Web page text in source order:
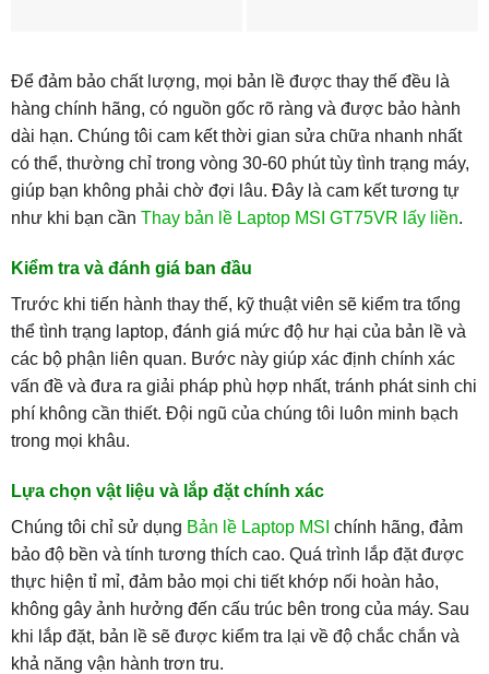
Để đảm bảo chất lượng, mọi bản lề được thay thế đều là
hàng chính hãng, có nguồn gốc rõ ràng và được bảo hành
dài hạn. Chúng tôi cam kết thời gian sửa chữa nhanh nhất
có thể, thường chỉ trong vòng 30-60 phút tùy tình trạng máy,
giúp bạn không phải chờ đợi lâu. Đây là cam kết tương tự
như khi bạn cần Thay bản lề Laptop MSI GT75VR lấy liền.
Kiểm tra và đánh giá ban đầu
Trước khi tiến hành thay thế, kỹ thuật viên sẽ kiểm tra tổng
thể tình trạng laptop, đánh giá mức độ hư hại của bản lề và
các bộ phận liên quan. Bước này giúp xác định chính xác
vấn đề và đưa ra giải pháp phù hợp nhất, tránh phát sinh chi
phí không cần thiết. Đội ngũ của chúng tôi luôn minh bạch
trong mọi khâu.
Lựa chọn vật liệu và lắp đặt chính xác
Chúng tôi chỉ sử dụng Bản lề Laptop MSI chính hãng, đảm
bảo độ bền và tính tương thích cao. Quá trình lắp đặt được
thực hiện tỉ mỉ, đảm bảo mọi chi tiết khớp nối hoàn hảo,
không gây ảnh hưởng đến cấu trúc bên trong của máy. Sau
khi lắp đặt, bản lề sẽ được kiểm tra lại về độ chắc chắn và
khả năng vận hành trơn tru.